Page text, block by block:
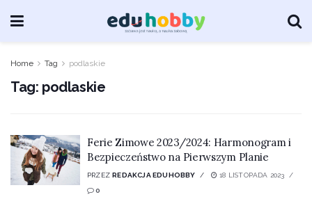
Home Tag podlaskie
Tag: podlaskie
Ferie Zimowe 2023/2024: Harmonogram i
Bezpieczeństwo na Pierwszym Planie
PRZEZ REDAKCJA EDUHOBBY
18 LISTOPADA 2023
0